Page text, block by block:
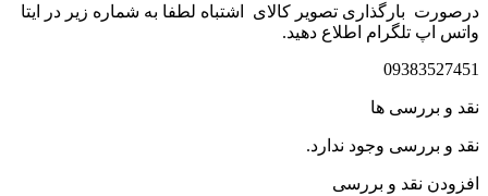
درصورت بارگذاری تصویر کالای اشتباه لطفا به شماره زیر در ایتا
واتس اپ تلگرام اطلاع دهید.
09383527451
نقد و بررسی ها
نقد و بررسی وجود ندارد.
افزودن نقد و بررسی